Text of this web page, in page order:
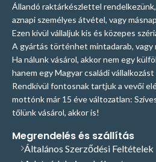
Állandó raktárkészlettel
aznapi személyes átvétel, vagy
Ezen kívül vállaljuk kis és közepes
A gyártás történhet mintadarab, vagy
Ha nálunk vásárol, akkor nem egy
hanem egy Magyar családi
Rendkívül fontosnak tartjuk a vevői
mottónk már 15 éve változatlan:
tőlünk vásárol, akkor is!
Megrendelés és szállítás
Általános Szerződési Feltételek